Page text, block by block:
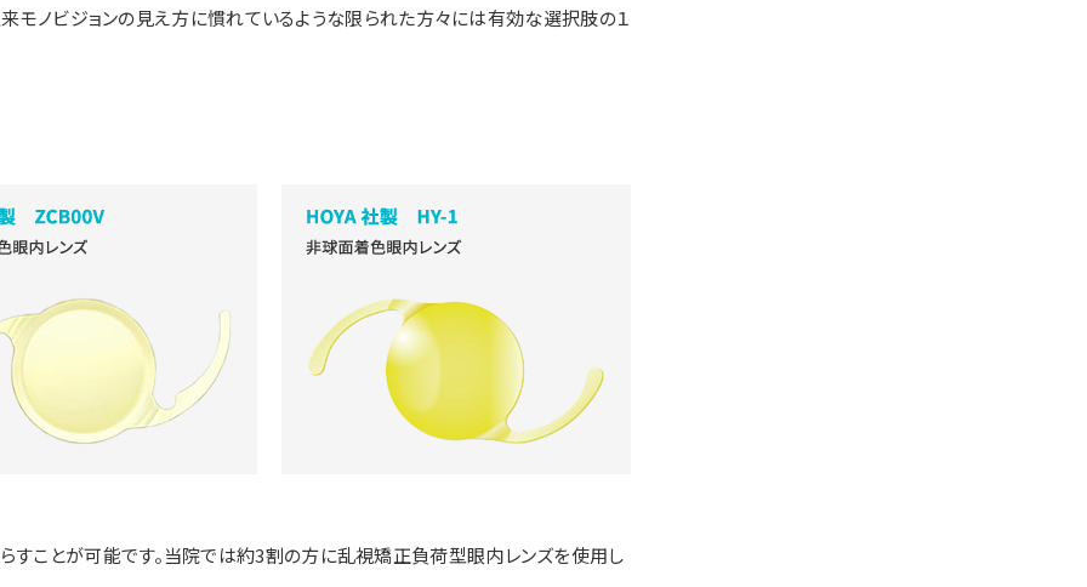
モノビジョンの見え方に慣れているような限られた方々には有効な選択肢の１
すことが可能です。当院では約3割の方に乱視矯正負荷型眼内レンズを使用し